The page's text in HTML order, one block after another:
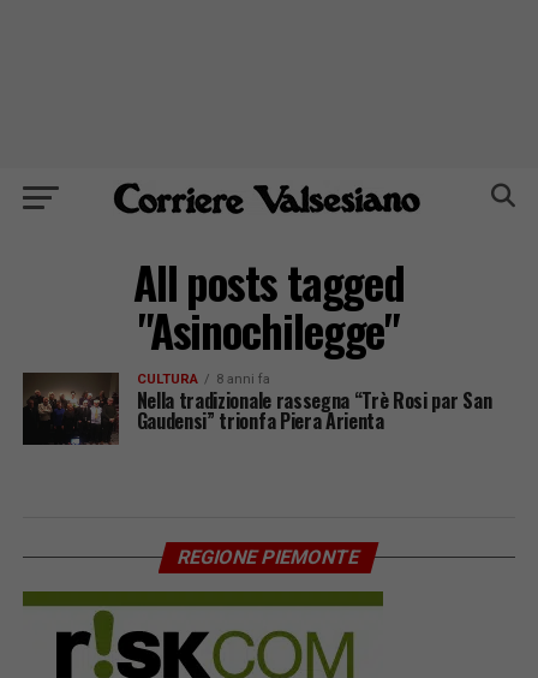
All posts tagged
"Asinochilegge"
CULTURA 8 anni fa
Nella tradizionale rassegna “Trè Rosi par San
Gaudensi” trionfa Piera Arienta
REGIONE PIEMONTE